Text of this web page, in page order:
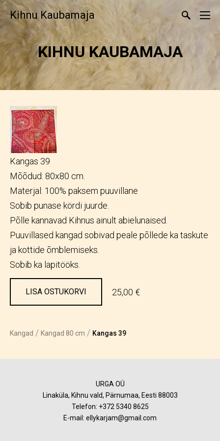
Kihnu Kaubamaja
KIHNU KAUBAMAJA
Kangas 39
Mõõdud: 80x80 cm.
Materjal: 100% paksem puuvillane
Sobib punase kördi juurde.
Põlle kannavad Kihnus ainult abielunaised.
Puuvillased kangad sobivad peale põllede ka taskute
ja kottide õmblemiseks.
Sobib ka lapitööks.
LISA OSTUKORVI 25,00 €
Kangad / Kangad 80 cm / Kangas 39
URGA OÜ
Linaküla, Kihnu vald, Pärnumaa, Eesti 88003
Telefon: +372 5340 8625
E-mail: ellykarjam@gmail.com